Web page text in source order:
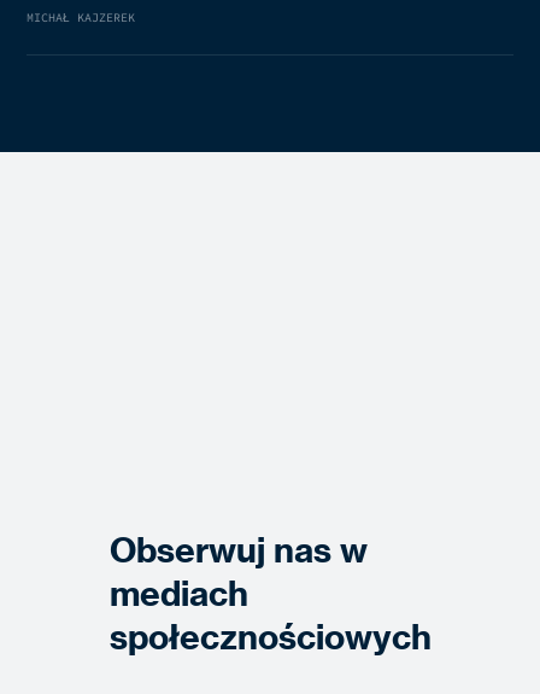
MICHAŁ KAJZEREK
Obserwuj nas w
mediach
społecznościowych